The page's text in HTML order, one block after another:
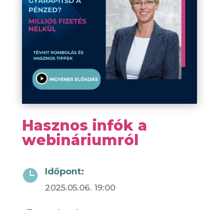
Hasznos infók a
webináriumról
 Időpont:
2025.05.06. 19:00